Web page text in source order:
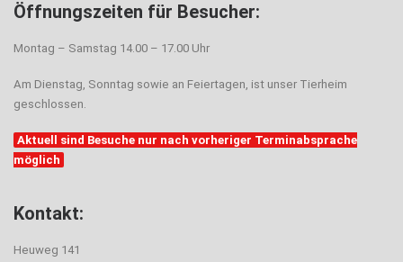
Öffnungszeiten für Besucher:
Montag – Samstag 14.00 – 17.00 Uhr
Am Dienstag, Sonntag sowie an Feiertagen, ist unser Tierheim
geschlossen.
Aktuell sind Besuche nur nach vorheriger Terminabsprache
möglich
Kontakt:
Heuweg 141